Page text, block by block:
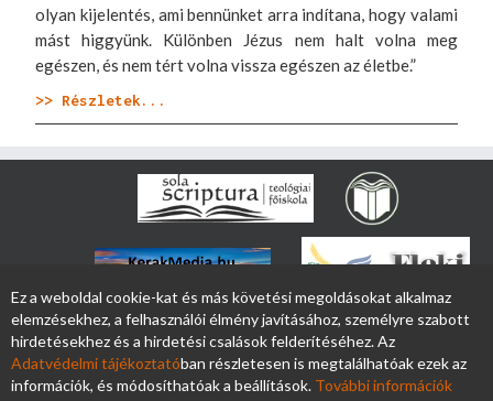
olyan kijelentés, ami bennünket arra indítana, hogy valami
mást higgyünk. Különben Jézus nem halt volna meg
egészen, és nem tért volna vissza egészen az életbe.”
>> Részletek...
Ez a weboldal cookie-kat és más követési megoldásokat alkalmaz
elemzésekhez, a felhasználói élmény javításához, személyre szabott
hirdetésekhez és a hirdetési csalások felderítéséhez. Az
Adatvédelmi tájékoztatóban részletesen is megtalálhatóak ezek az
információk, és módosíthatóak a beállítások. További információk